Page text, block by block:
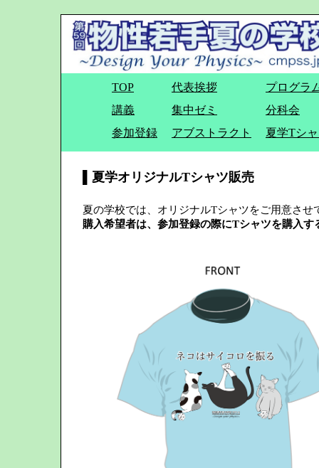
TOP 代表挨拶
プログラ
講義
集中ゼミ
分科会
参加登録
アブストラクト 夏学Tシ
▌夏学オリジナルTシャツ販売
夏の学校では、オリジナルTシャツをご用意さ
購入希望者は、参加登録の際にTシャツを購入す